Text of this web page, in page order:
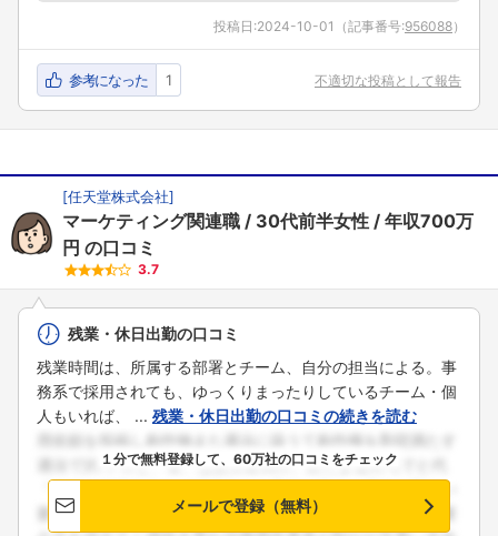
投稿日:2024-10-01 （記事番号:956088）
参考になった 1 不適切な投稿として報告
[任天堂株式会社]
マーケティング関連職 30代前半女性
年収700万
円 の口コミ
3.7
残業・休日出勤の口コミ
残業時間は、所属する部署とチーム、自分の担当による。事
務系で採用されても、ゆっくりまったりしているチーム・個
人もいれば、 ... 残業・休日出勤の口コミの続きを読む
１分で無料登録して、60万社の口コミをチェック
メールで登録（無料）